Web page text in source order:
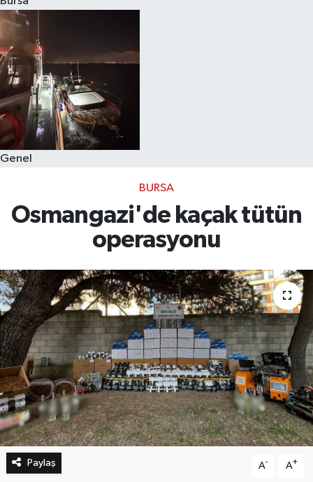
Genel
BURSA
Osmangazi'de kaçak tütün
operasyonu
Paylaş A- A+
Sağlık
Dünya
Magazin
Bilim
Genel
Bilim, Teknoloji